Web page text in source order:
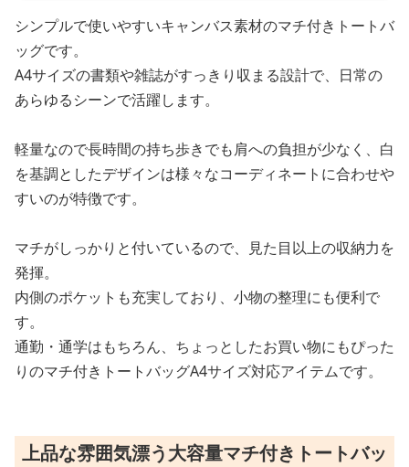
シンプルで使いやすいキャンバス素材のマチ付きトートバ
ッグです。
A4サイズの書類や雑誌がすっきり収まる設計で、日常の
あらゆるシーンで活躍します。
軽量なので長時間の持ち歩きでも肩への負担が少なく、白
を基調としたデザインは様々なコーディネートに合わせや
すいのが特徴です。
マチがしっかりと付いているので、見た目以上の収納力を
発揮。
内側のポケットも充実しており、小物の整理にも便利で
す。
通勤・通学はもちろん、ちょっとしたお買い物にもぴった
りのマチ付きトートバッグA4サイズ対応アイテムです。
上品な雰囲気漂う大容量マチ付きトートバッ